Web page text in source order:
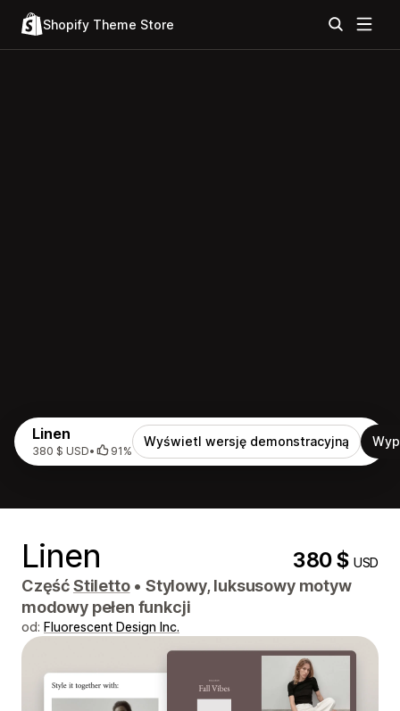
Shopify Theme Store
Linen
380 $ USD• 91%
Wyświetl wersję demonstracyjną
Linen 380 $USD
CzęśćStiletto • Stylowy, luksusowy motyw
modowy pełen funkcji
od: Fluorescent Design Inc.